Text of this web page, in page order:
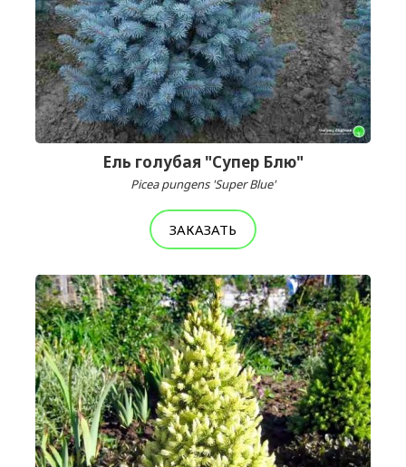
Ель голубая "Супер Блю"
Picea pungens 'Super Blue'
ЗАКАЗАТЬ